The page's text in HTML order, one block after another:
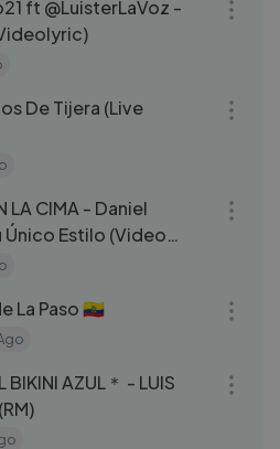
ft @LuisterLaVoz -
De Tijera (Live
LA CIMA - Daniel
Único Estilo (Video
La Paso 🇪🇨
BIKINI AZUL＊ - LUIS